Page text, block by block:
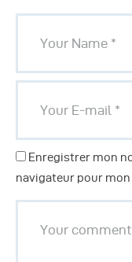
Enregistrer mon
navigateur pour